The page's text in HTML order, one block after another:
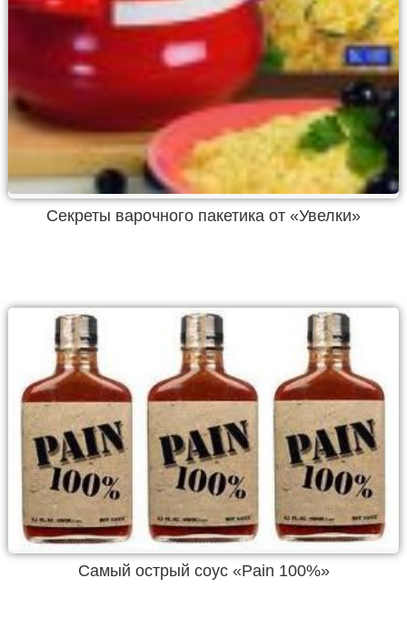
Секреты варочного пакетика от «Увелки»
Самый острый соус «Pain 100%»